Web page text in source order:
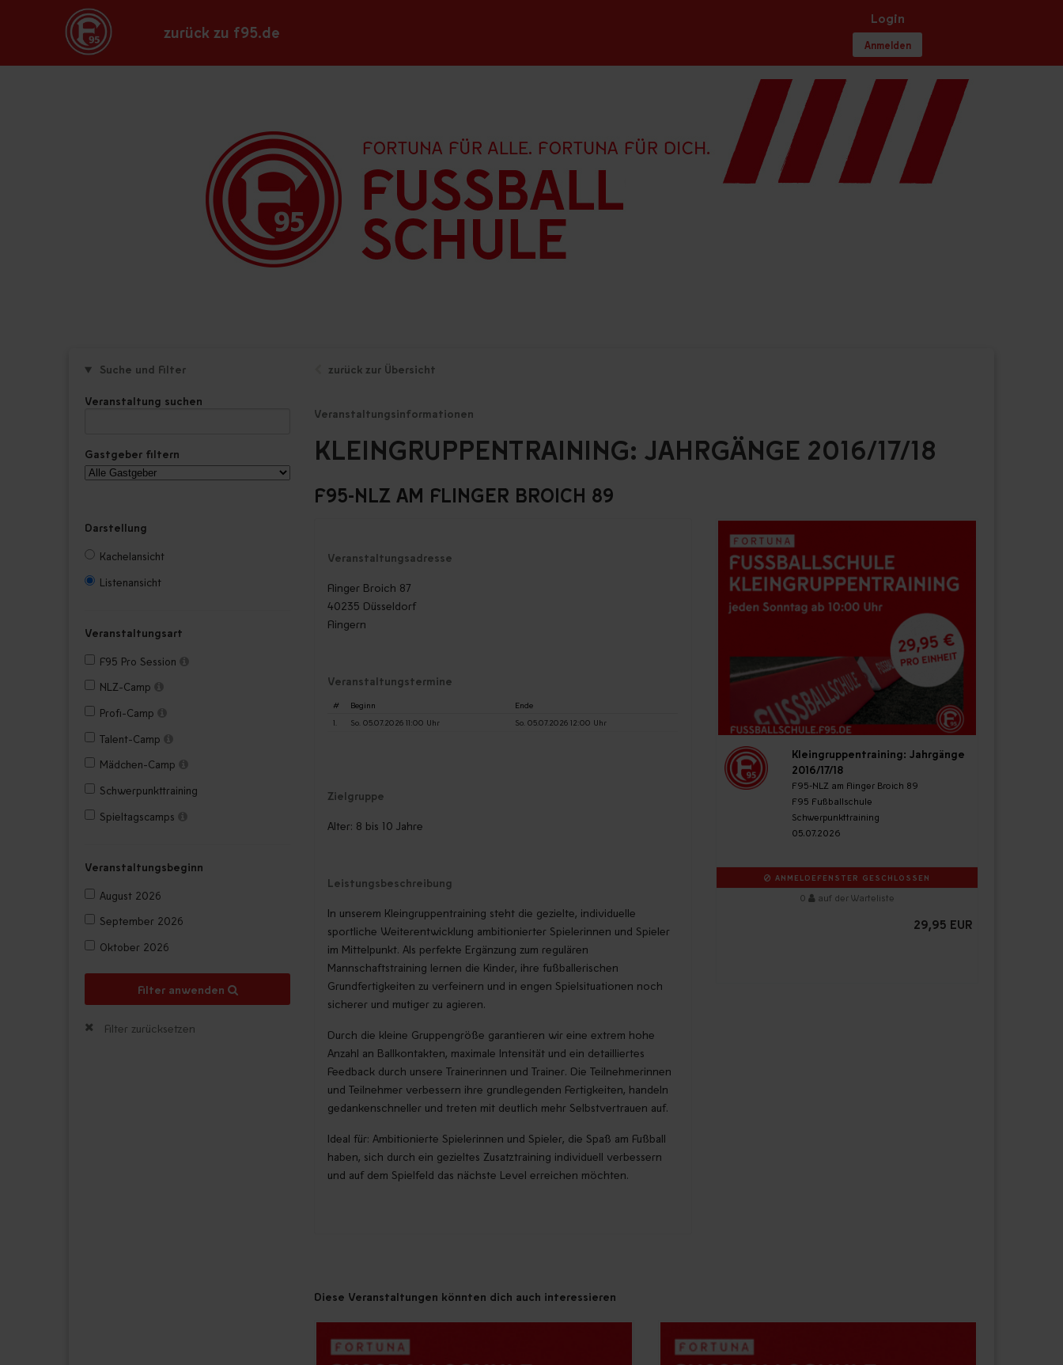
zurück zu f95.de
Login
Anmelden
Suche und Filter
Veranstaltung suchen
Gastgeber filtern
Darstellung
Kachelansicht
Listenansicht
Veranstaltungsart
F95 Pro Session
NLZ-Camp
Profi-Camp
Talent-Camp
Mädchen-Camp
Schwerpunkttraining
Spieltagscamps
Veranstaltungsbeginn
August 2026
September 2026
Oktober 2026
Filter anwenden
Filter zurücksetzen
zurück zur Übersicht
Veranstaltungsinformationen
KLEINGRUPPENTRAINING: JAHRGÄNGE 2016/17/18
F95-NLZ AM FLINGER BROICH 89
Veranstaltungsadresse
Flinger Broich 87
40235 Düsseldorf
Flingern
Veranstaltungstermine
# Beginn
Ende
1.
So. 05.07.2026 11:00 Uhr So. 05.07.2026 12:00 Uhr
Zielgruppe
Alter: 8 bis 10 Jahre
Leistungsbeschreibung
In unserem Kleingruppentraining steht die gezielte, individuelle
sportliche Weiterentwicklung ambitionierter Spielerinnen und Spieler
im Mittelpunkt. Als perfekte Ergänzung zum regulären
Mannschaftstraining lernen die Kinder, ihre fußballerischen
Grundfertigkeiten zu verfeinern und in engen Spielsituationen noch
sicherer und mutiger zu agieren.
Durch die kleine Gruppengröße garantieren wir eine extrem hohe
Anzahl an Ballkontakten, maximale Intensität und ein detailliertes
Feedback durch unsere Trainerinnen und Trainer. Die Teilnehmerinnen
und Teilnehmer verbessern ihre grundlegenden Fertigkeiten, handeln
gedankenschneller und treten mit deutlich mehr Selbstvertrauen auf.
Ideal für: Ambitionierte Spielerinnen und Spieler, die Spaß am Fußball
haben, sich durch ein gezieltes Zusatztraining individuell verbessern
und auf dem Spielfeld das nächste Level erreichen möchten.
Kleingruppentraining: Jahrgänge
2016/17/18
F95-NLZ am Flinger Broich 89
F95 Fußballschule
Schwerpunkttraining
05.07.2026
ANMELDEFENSTER GESCHLOSSEN
0 auf der Warteliste
29,95 EUR
Diese Veranstaltungen könnten dich auch interessieren